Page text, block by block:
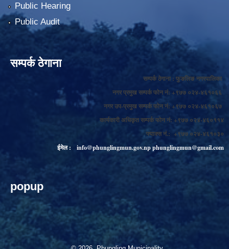
Public Hearing
Public Audit
सम्पर्क ठेगाना
सम्पर्क ठेगाना : फुङलिङ नगरपालिका
नगर प्रमुख सम्पर्क फोन नं: +९७७ ०२४-४६१०६६
नगर उप-प्रमुख सम्पर्क फोन नं: +९७७ ०२४-४६१०६७
कार्यकारी अधिकृत सम्पर्क फोन नं: +९७७ ०२४-४६०११४
फ्याक्स नं.: +९७७ ०२४-४६१०३०
ईमेल :
info@phunglingmun.gov.npphunglingmun@gmail.com
popup